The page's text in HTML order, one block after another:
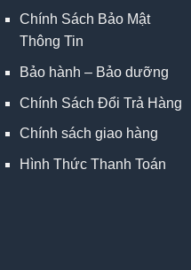
Chính Sách Bảo Mật
Thông Tin
Bảo hành – Bảo dưỡng
Chính Sách Đổi Trả Hàng
Chính sách giao hàng
Hình Thức Thanh Toán